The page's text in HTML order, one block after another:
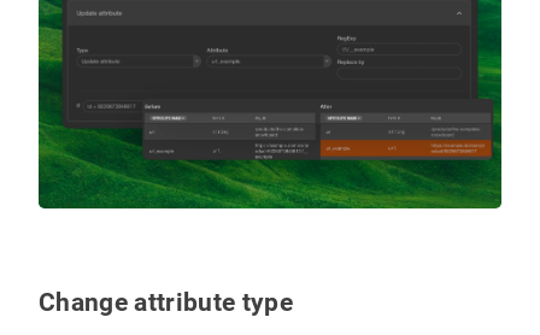
Change attribute type